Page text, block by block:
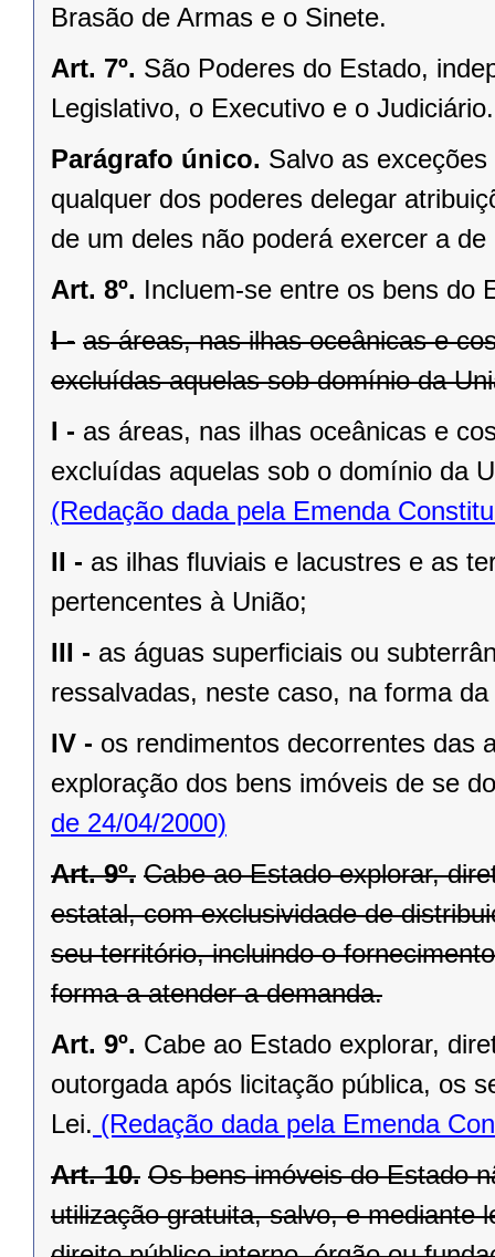
Brasão de Armas e o Sinete.
Art. 7º. São Poderes do Estado,
Legislativo, o Executivo e o Judiciário.
Parágrafo único. Salvo as
qualquer dos poderes delegar
de um deles não poderá exercer a de
Art. 8º. Incluem-se entre os bens do
I - as áreas, nas ilhas oceânicas e
excluídas aquelas sob domínio da
I - as áreas, nas ilhas oceânicas e
excluídas aquelas sob o domínio da
(Redação dada pela Emenda
II - as ilhas ﬂuviais e lacustres e as
pertencentes à União;
III - as águas superﬁciais ou
ressalvadas, neste caso, na forma
IV - os rendimentos decorrentes das
exploração dos bens imóveis de se
de 24/04/2000)
Art. 9º. Cabe ao Estado explorar,
estatal, com exclusividade de
seu território, incluindo o
forma a atender a demanda.
Art. 9º. Cabe ao Estado explorar,
outorgada após licitação pública, os
Lei. (Redação dada pela Emenda
Art. 10. Os bens imóveis do Estado
utilização gratuita, salvo, e mediante